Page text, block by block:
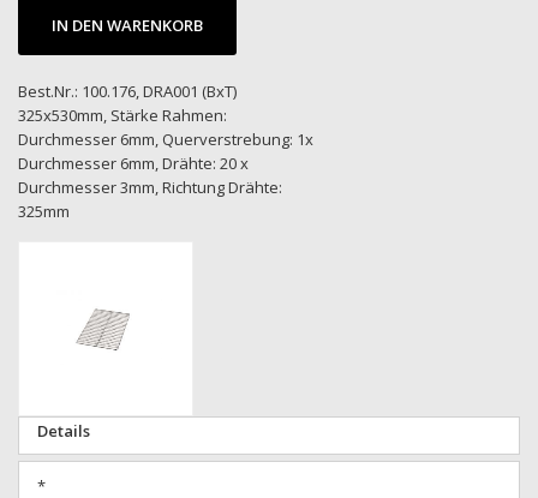
IN DEN WARENKORB
Best.Nr.: 100.176, DRA001 (BxT)
325x530mm, Stärke Rahmen:
Durchmesser 6mm, Querverstrebung: 1x
Durchmesser 6mm, Drähte: 20 x
Durchmesser 3mm, Richtung Drähte:
325mm
Bildgalerie
springen
Zum
Anfang
der
Details
*